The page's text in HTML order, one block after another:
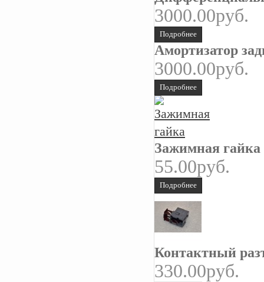
3000.00руб.
Подробнее
Амортизатор
3000.00руб.
Подробнее
Зажимная гайка
55.00руб.
Подробнее
Контактный
330.00руб.